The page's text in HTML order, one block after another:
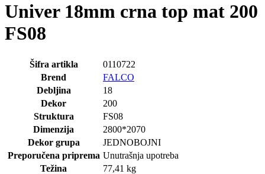
Univer 18mm crna top mat 200
FS08
Šifra artikla
0110722
Brend
FALCO
Debljina
18
Dekor
200
Struktura
FS08
Dimenzija
2800*2070
Dekor grupa
JEDNOBOJNI
Preporučena priprema Unutrašnja upotreba
Težina
77,41 kg